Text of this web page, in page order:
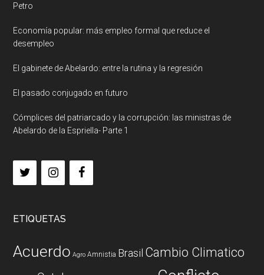
Petro
Economía popular: más empleo formal que reduce el
desempleo
El gabinete de Abelardo: entre la rutina y la regresión
El pasado conjugado en futuro
Cómplices del patriarcado y la corrupción: las ministras de
Abelardo de la Espriella- Parte 1
ETIQUETAS
Acuerdo Agro Amnistia Brasil Cambio Climatico